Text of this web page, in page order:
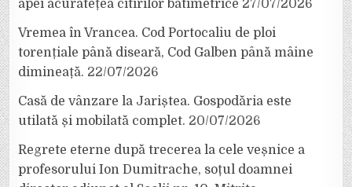
apei acuratețea citirilor batimetrice 27/07/2026
Vremea în Vrancea. Cod Portocaliu de ploi
torențiale până diseară, Cod Galben până mâine
dimineață. 22/07/2026
Casă de vânzare la Jariștea. Gospodăria este
utilată și mobilată complet. 20/07/2026
Regrete eterne după trecerea la cele veșnice a
profesorului Ion Dumitrache, soțul doamnei